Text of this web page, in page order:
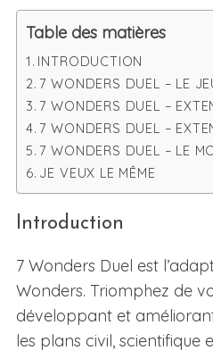
Table des matières
INTRODUCTION
7 WONDERS DUEL – LE
7 WONDERS DUEL –
7 WONDERS DUEL –
7 WONDERS DUEL – LE
JE VEUX LE MÊME
Introduction
7 Wonders Duel est
Wonders. Triomphez de
développant et
les plans civil, scientifique